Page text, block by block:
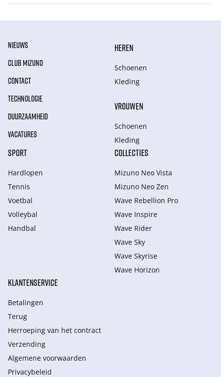
NIEUWS
CLUB MIZUNO
CONTACT
TECHNOLOGIE
DUURZAAMHEID
VACATURES
HEREN
Schoenen
Kleding
VROUWEN
Schoenen
Kleding
SPORT
Hardlopen
Tennis
Voetbal
Volleybal
Handbal
COLLECTIES
Mizuno Neo Vista
Mizuno Neo Zen
Wave Rebellion Pro
Wave Inspire
Wave Rider
Wave Sky
Wave Skyrise
Wave Horizon
KLANTENSERVICE
Betalingen
Terug
Herroeping van het contract
Verzending
Algemene voorwaarden
Privacybeleid